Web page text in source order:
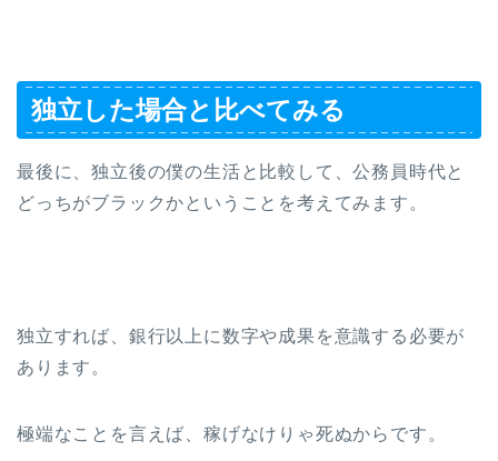
独立した場合と比べてみる
最後に、独立後の僕の生活と比較して、公務員時代と
どっちがブラックかということを考えてみます。
独立すれば、銀行以上に数字や成果を意識する必要が
あります。
極端なことを言えば、稼げなけりゃ死ぬからです。